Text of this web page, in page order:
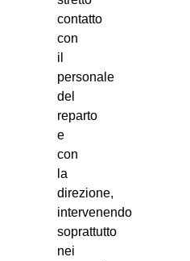
contatto
con
il
personale
del
reparto
e
con
la
direzione,
intervenendo
soprattutto
nei